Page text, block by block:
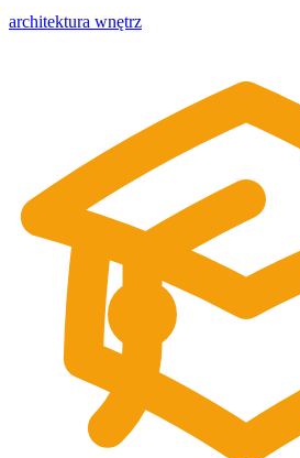
architektura wnętrz